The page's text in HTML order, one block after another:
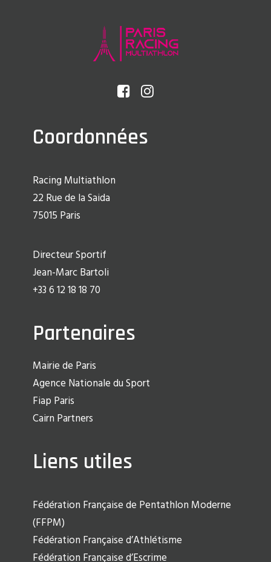
Coordonnées
Racing Multiathlon
22 Rue de la Saida
75015 Paris
Directeur Sportif
Jean-Marc Bartoli
+33 6 12 18 18 70
Partenaires
Mairie de Paris
Agence Nationale du Sport
Fiap Paris
Cairn Partners
Liens utiles
Fédération Française de Pentathlon Moderne
(FFPM)
Fédération Française d’Athlétisme
Fédération Française d’Escrime